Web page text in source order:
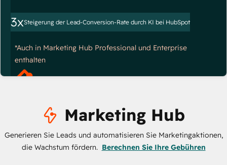
3xSteigerung der Lead-Conversion-Rate durch KI bei HubSpot
*Auch in Marketing Hub Professional und Enterprise
enthalten
Marketing Hub
Generieren Sie Leads und automatisieren Sie Marketingaktionen,
die Wachstum fördern. Berechnen Sie Ihre Gebühren